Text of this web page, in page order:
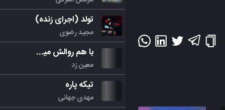
تولد (اجرای زنده)
مجید رضوی
با هم روالش میکنیم
معین زد
تیکه پاره
مهدی جهانی